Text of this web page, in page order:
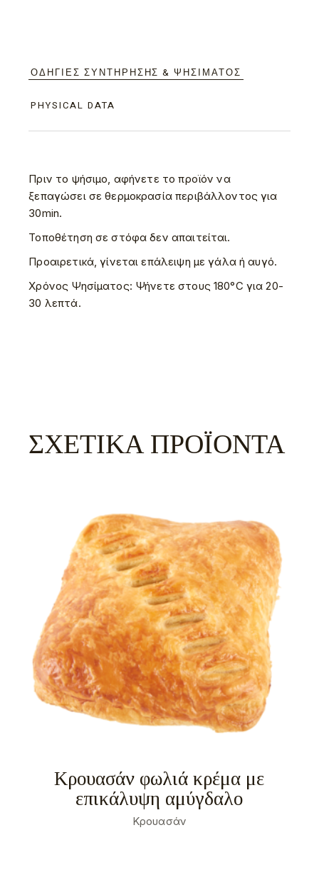
ΟΔΗΓΊΕΣ ΣΥΝΤΉΡΗΣΗΣ & ΨΗΣΊΜΑΤΟΣ
PHYSICAL DATA
Πριν το ψήσιμο, αφήνετε το προϊόν να
ξεπαγώσει σε θερμοκρασία περιβάλλοντος για
30min.
Τοποθέτηση σε στόφα δεν απαιτείται.
Προαιρετικά, γίνεται επάλειψη με γάλα ή αυγό.
Χρόνος Ψησίματος: Ψήνετε στους 180°C για 20-
30 λεπτά.
ΣΧΕΤΙΚΆ ΠΡΟΪΌΝΤΑ
Κρουασάν φωλιά κρέμα με
επικάλυψη αμύγδαλο
Κρουασάν